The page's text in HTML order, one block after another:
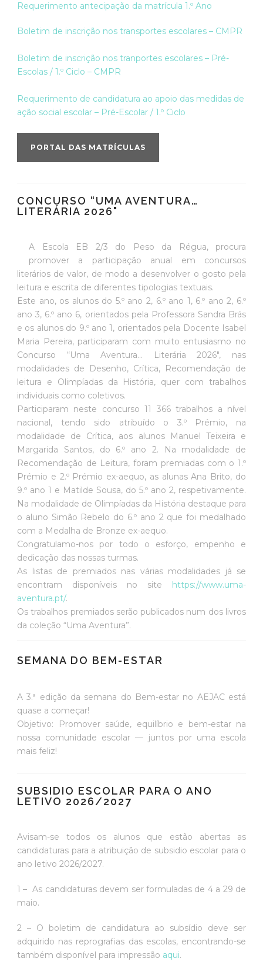
Requerimento antecipação da matrícula 1.º Ano
Boletim de inscrição nos transportes escolares – CMPR
Boletim de inscrição nos tranportes escolares – Pré-
Escolas / 1.º Ciclo – CMPR
Requerimento de candidatura ao apoio das medidas de
ação social escolar – Pré-Escolar / 1.º Ciclo
PORTAL DAS MATRÍCULAS
CONCURSO “UMA AVENTURA…
LITERÁRIA 2026"
A Escola EB 2/3 do Peso da Régua, procura
promover a participação anual em concursos
literários de valor, de modo a desenvolver o gosto pela
leitura e escrita de diferentes tipologias textuais.
Este ano, os alunos do 5.º ano 2, 6.º ano 1, 6.º ano 2, 6.º
ano 3, 6.º ano 6, orientados pela Professora Sandra Brás
e os alunos do 9.º ano 1, orientados pela Docente Isabel
Maria Pereira, participaram com muito entusiasmo no
Concurso “Uma Aventura… Literária 2026″, nas
modalidades de Desenho, Crítica, Recomendação de
leitura e Olimpíadas da História, quer com trabalhos
individuais como coletivos.
Participaram neste concurso 11 366 trabalhos a nível
nacional, tendo sido atribuído o 3.º Prémio, na
modalidade de Crítica, aos alunos Manuel Teixeira e
Margarida Santos, do 6.º ano 2. Na modalidade de
Recomendação de Leitura, foram premiadas com o 1.º
Prémio e 2.º Prémio ex-aequo, as alunas Ana Brito, do
9.º ano 1 e Matilde Sousa, do 5.º ano 2, respetivamente.
Na modalidade de Olimpíadas da História destaque para
o aluno Simão Rebelo do 6.º ano 2 que foi medalhado
com a Medalha de Bronze ex-aequo.
Congratulamo-nos por todo o esforço, empenho e
dedicação das nossas turmas.
As listas de premiados nas várias modalidades já se
encontram disponíveis no site https://www.uma-
aventura.pt/.
Os trabalhos premiados serão publicados num dos livros
da coleção “Uma Aventura”.
SEMANA DO BEM-ESTAR
A 3.ª edição da semana do Bem-estar no AEJAC está
quase a começar!
Objetivo: Promover saúde, equilíbrio e bem-estar na
nossa comunidade escolar — juntos por uma escola
mais feliz!
SUBSIDIO ESCOLAR PARA O ANO
LETIVO 2026/2027
Avisam-se todos os alunos que estão abertas as
candidaturas para a atribuição de subsidio escolar para o
ano letivo 2026/2027.
1 – As candidaturas devem ser formuladas de 4 a 29 de
maio.
2 – O boletim de candidatura ao subsídio deve ser
adquirido nas reprografias das escolas, encontrando-se
também disponível para impressão aqui.